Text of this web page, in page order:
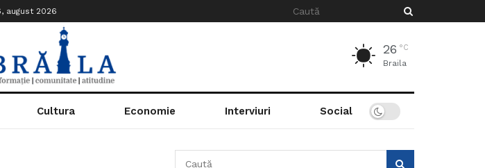
august 2026
26 °C
Braila
Cultura Economie Interviuri Social